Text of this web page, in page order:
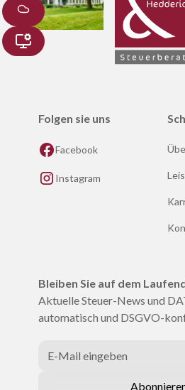
Folgen sie uns
Facebook
Instagram
Bleiben Sie auf dem
Aktuelle Steuer-News und
automatisch und DSGVO-